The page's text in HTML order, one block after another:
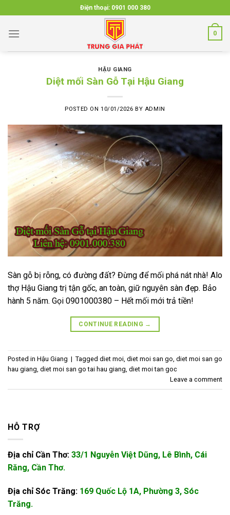
to
content
Điện thoại: 0901 000 380
0
HẬU GIANG
Diệt mối Sàn Gỗ Tại Hậu Giang
POSTED ON 10/01/2026 BY ADMIN
Sàn gỗ bị rỗng, có đường đất? Đừng để mối phá nát nhà! Alo
thợ Hậu Giang trị tận gốc, an toàn, giữ nguyên sàn đẹp. Bảo
hành 5 năm. Gọi 0901000380 – Hết mối mới trả tiền!
CONTINUE READING →
Posted in Hậu Giang | Tagged diet moi, diet moi san go, diet moi san go
hau giang, diet moi san go tai hau giang, diet moi tan goc
Leave a comment
HỖ TRỢ
Địa chỉ Cần Thơ: 33/1 Nguyễn Việt Dũng, Lê Bình, Cái
Răng, Cần Thơ.
Địa chỉ Sóc Trăng: 169 Quốc Lộ 1A, Phường 3, Sóc
Trăng.